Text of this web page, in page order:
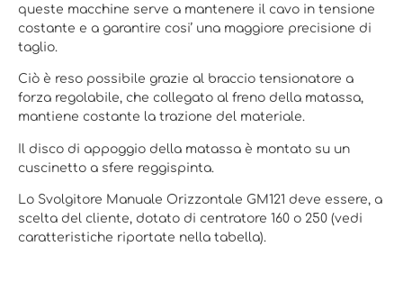
queste macchine serve a mantenere il cavo in tensione
costante e a garantire cosi’ una maggiore precisione di
taglio.
Ciò è reso possibile grazie al braccio tensionatore a
forza regolabile, che collegato al freno della matassa,
mantiene costante la trazione del materiale.
Il disco di appoggio della matassa è montato su un
cuscinetto a sfere reggispinta.
Lo Svolgitore Manuale Orizzontale GM121 deve essere, a
scelta del cliente, dotato di centratore 160 o 250 (vedi
caratteristiche riportate nella tabella).